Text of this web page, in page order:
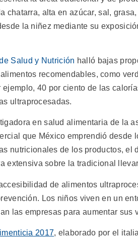
chatarra, alta en azúcar, sal,
la niñez mediante su
Salud y Nutrición halló bajas
recomendables, como
ejemplo, 40 por ciento de las
ultraprocesadas.
en salud alimentaria de la
que México emprendió desde
nutricionales de los productos, el
extensiva sobre la tradicional
de alimentos
Los niños viven en un
las empresas para aumentar sus
2017, elaborado por el